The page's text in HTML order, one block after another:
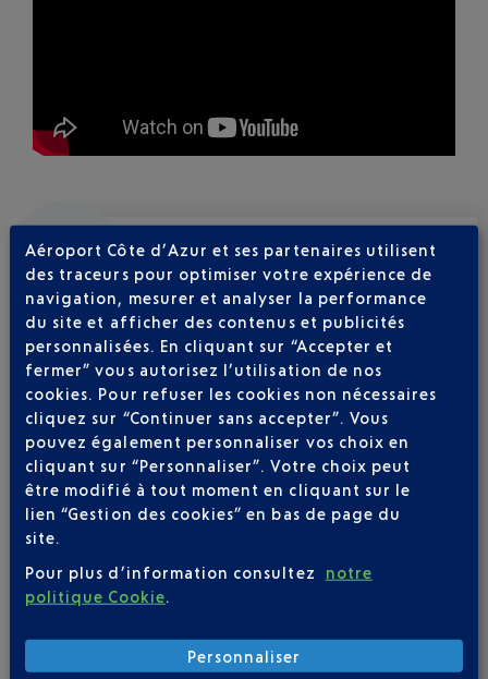
JUSQU'À
300
CAPS
GAGNER DES CAPS GRÂCE À
VOS VOLS
ENREGISTREZ VOTRE VOL AU DÉPART DE
NICE
Afin de créditer vos points, scannez votre
carte de membre avant votre carte
d'embarquement sur les bornes situées
avant le contrôle sureté (bornes bleues «
Tous passagers» pour les membres
ACCESS, file réservée Club Airport Premier
pour les membres GOLD et PLATINIUM).
voyage depuis votre compte en ligne.
Vous serez alors crédité de
ENREGISTREZ VOTRE VOL À L'AVANCE POUR
GAGNER ENCORE PLUS DE CAPS
Aéroport Côte d’Azur et ses partenaires utilisent
des traceurs pour optimiser votre expérience de
navigation, mesurer et analyser la performance
du site et afficher des contenus et publicités
personnalisées. En cliquant sur “Accepter et
fermer” vous autorisez l’utilisation de nos
cookies. Pour refuser les cookies non nécessaires
cliquez sur “Continuer sans accepter”. Vous
pouvez également personnaliser vos choix en
cliquant sur “Personnaliser”. Votre choix peut
être modifié à tout moment en cliquant sur le
lien “Gestion des cookies” en bas de page du
site.
Pour plus d’information consultez
notre
politique Cookie.
Personnaliser